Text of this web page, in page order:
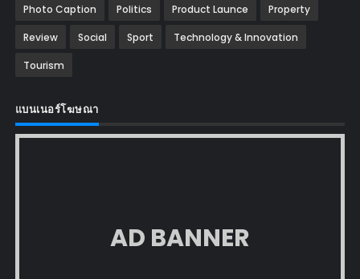
Photo Caption Politics Product Launce Property
Review Social Sport Technology & Innovation
Tourism
แบนเนอร์โฆษณา
AD BANNER